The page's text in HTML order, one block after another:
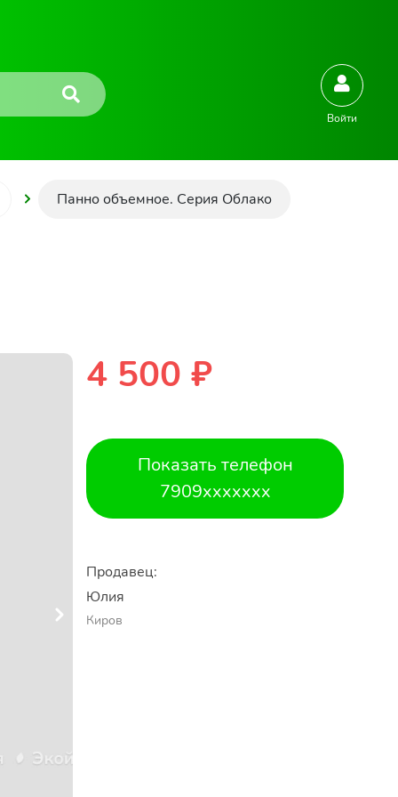
Войти
Панно объемное. Серия Облако
4 500 ₽
Показать телефон
7909xxxxxxx
Продавец:
Юлия
Киров